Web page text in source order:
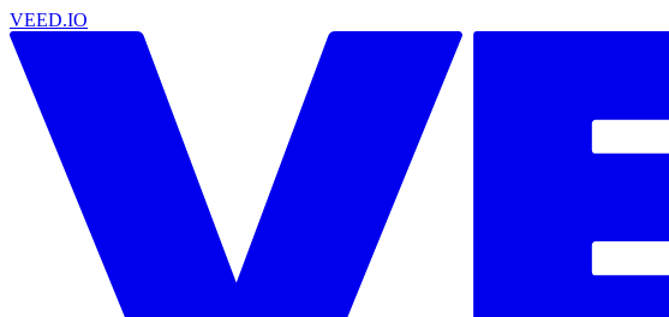
VEED.IO